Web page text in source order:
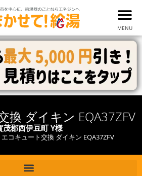
MENU
換 ダイキン EQA37ZFV
茂郡西伊豆町 Y様
エコキュート交換 ダイキン EQA37ZFV